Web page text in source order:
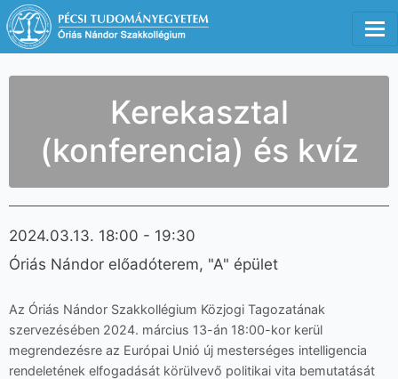
Kerekasztal
(konferencia) és kvíz
2024.03.13. 18:00 - 19:30
Óriás Nándor előadóterem, "A" épület
Az Óriás Nándor Szakkollégium Közjogi Tagozatának
szervezésében 2024. március 13-án 18:00-kor kerül
megrendezésre az Európai Unió új mesterséges intelligencia
rendeletének elfogadását körülvevő politikai vita bemutatását